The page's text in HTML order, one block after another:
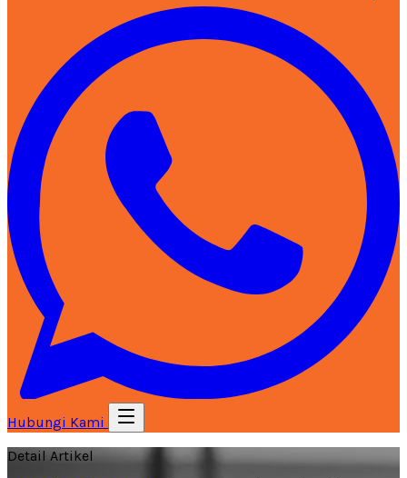
Hubungi Kami
Detail Artikel